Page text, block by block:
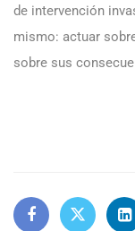
de intervención
mismo: actuar
sobre sus